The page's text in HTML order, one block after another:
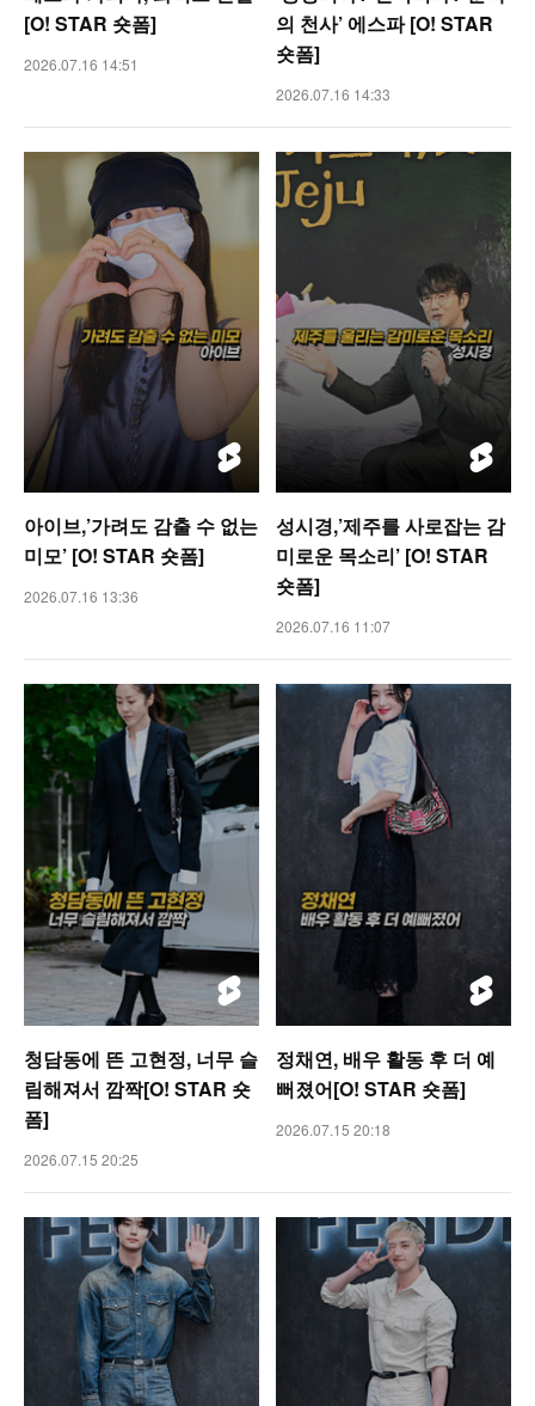
[O! STAR 숏폼]
2026.07.16 14:51
의 천사’ 에스파 [O! STAR
숏폼]
2026.07.16 14:33
아이브,’가려도 감출 수 없는
미모’ [O! STAR 숏폼]
2026.07.16 13:36
성시경,’제주를 사로잡는 감
미로운 목소리’ [O! STAR
숏폼]
2026.07.16 11:07
청담동에 뜬 고현정, 너무 슬
림해져서 깜짝[O! STAR 숏
폼]
2026.07.15 20:25
정채연, 배우 활동 후 더 예
뻐졌어[O! STAR 숏폼]
2026.07.15 20:18